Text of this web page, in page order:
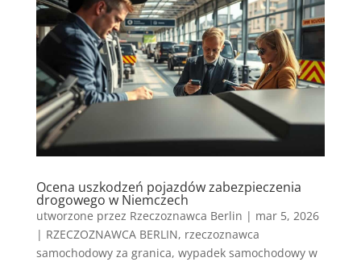
Ocena uszkodzeń pojazdów zabezpieczenia
drogowego w Niemczech
utworzone przez Rzeczoznawca Berlin | mar 5, 2026
| RZECZOZNAWCA BERLIN, rzeczoznawca
samochodowy za granica, wypadek samochodowy w